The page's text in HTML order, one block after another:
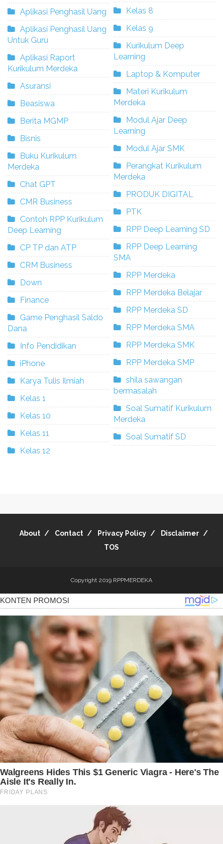
Aplikasi Penghasil Uang
Aplikasi Penghasil Uang
Untuk Guru
Aplikasi Raport
Kurikulum Merdeka
Asuransi
Beasiswa
Berita MGMP
Bisnis
Buku Kurikulum
Merdeka
Chat GPT
CMR Business
Contoh RPP Kurikulum
Deep Learning
CP TP dan ATP
CRM Business
Down
Finance
Game Penghasil Saldo
Dana
Info Pendidikan
iPhone
Karya Tulis Ilmiah
Kelas 1
Kelas 10
Kelas 11
Kelas 12
Kelas 8
Kelas 9
Kurikulum Deep
Learning
Laptop & Komputer
Materi Kurikulum
Merdeka
Modul Ajar Deep
Learning
Modul Ajar SMK
Perangkat Kurikulum
Merdeka
PRODUK DIGITAL
PTK
RPP Deep Learning SD
RPP Deep Learning
SMA
RPP Merdeka
RPP Merdeka Belajar
RPP Merdeka SD
RPP Merdeka SMA
RPP Merdeka SMK
RPP Merdeka SMP
shila sawangan
bermasalah
Soal Sumatif Kurikulum
Merdeka
Soal Sumatif SD
About Contact Privacy Policy
Disclaimer
TOS
Copyright 2019 RPPMERDEKA